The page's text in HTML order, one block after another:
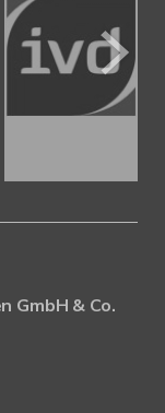
GmbH & Co.